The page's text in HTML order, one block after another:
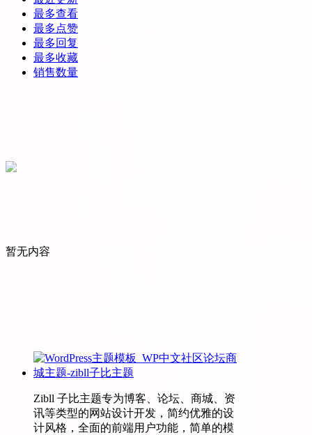
最多查看
最多点赞
最多回复
最多收藏
销售数量
暂无内容
Zibll 子比主题专为博客、论坛、商城、资
讯等类型的网站设计开发，简约优雅的设
计风格，全面的前端用户功能，简单的模